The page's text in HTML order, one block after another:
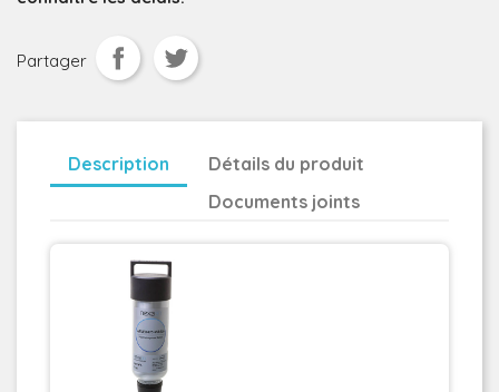
Partager
Description
Détails du produit
Documents joints